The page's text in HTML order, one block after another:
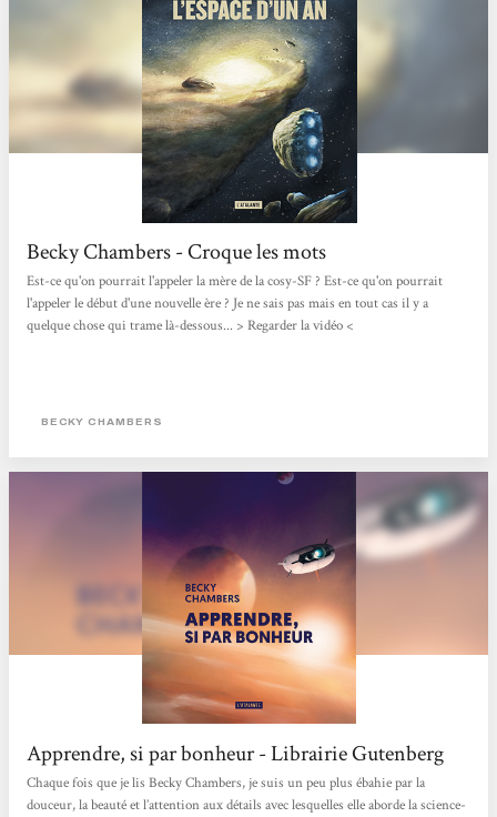
Becky Chambers - Croque les mots
Est-ce qu'on pourrait l'appeler la mère de la cosy-SF ? Est-ce qu'on pourrait
l'appeler le début d'une nouvelle ère ? Je ne sais pas mais en tout cas il y a
quelque chose qui trame là-dessous... > Regarder la vidéo <
BECKY CHAMBERS
Apprendre, si par bonheur - Librairie Gutenberg
Chaque fois que je lis Becky Chambers, je suis un peu plus ébahie par la
douceur, la beauté et l’attention aux détails avec lesquelles elle aborde la science-